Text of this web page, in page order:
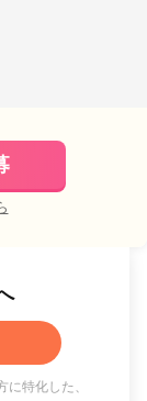
特化した、